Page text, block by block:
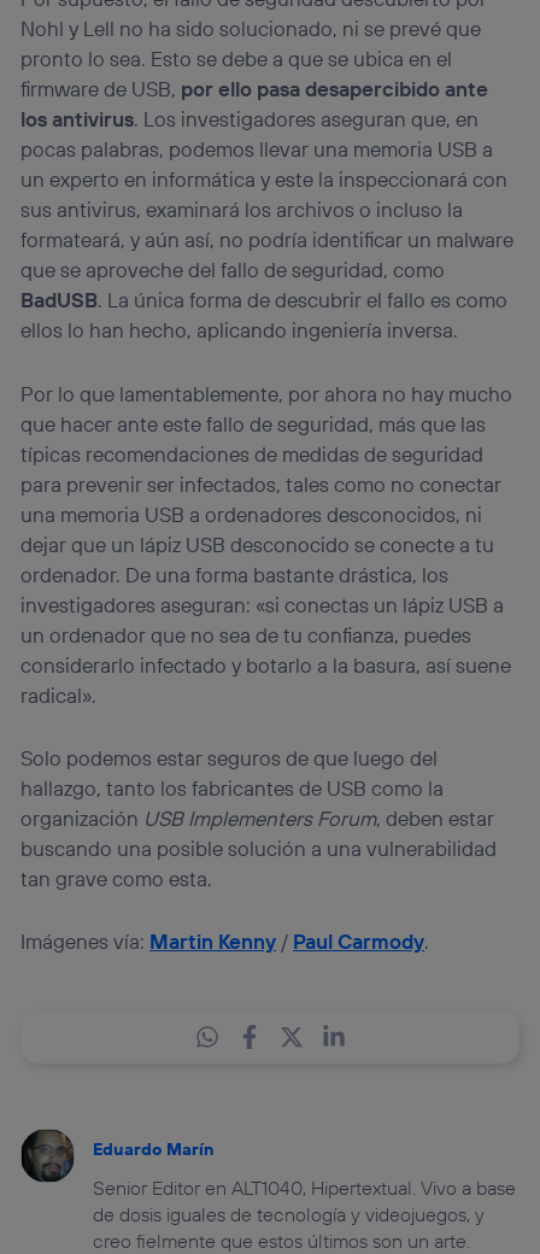
Nohl y Lell no ha sido solucionado, ni se prevé que
pronto lo sea. Esto se debe a que se ubica en el
firmware de USB, por ello pasa desapercibido ante
los antivirus. Los investigadores aseguran que, en
pocas palabras, podemos llevar una memoria USB a
un experto en informática y este la inspeccionará con
sus antivirus, examinará los archivos o incluso la
formateará, y aún así, no podría identificar un malware
que se aproveche del fallo de seguridad, como
BadUSB. La única forma de descubrir el fallo es como
ellos lo han hecho, aplicando ingeniería inversa.
Por lo que lamentablemente, por ahora no hay mucho
que hacer ante este fallo de seguridad, más que las
típicas recomendaciones de medidas de seguridad
para prevenir ser infectados, tales como no conectar
una memoria USB a ordenadores desconocidos, ni
dejar que un lápiz USB desconocido se conecte a tu
ordenador. De una forma bastante drástica, los
investigadores aseguran: «si conectas un lápiz USB a
un ordenador que no sea de tu confianza, puedes
considerarlo infectado y botarlo a la basura, así suene
radical».
Solo podemos estar seguros de que luego del
hallazgo, tanto los fabricantes de USB como la
organización USB Implementers Forum, deben estar
buscando una posible solución a una vulnerabilidad
tan grave como esta.
Imágenes vía: Martin Kenny / Paul Carmody.
Eduardo Marín
Senior Editor en ALT1040, Hipertextual. Vivo a base
de dosis iguales de tecnología y videojuegos, y
creo fielmente que estos últimos son un arte.